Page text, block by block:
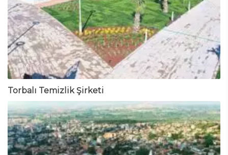
Torbalı Temizlik Şirketi